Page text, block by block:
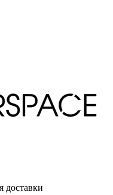
доставки